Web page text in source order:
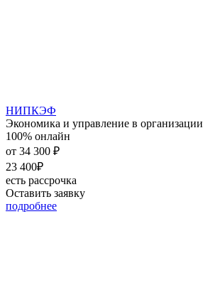
НИПКЭФ
Экономика и управление в организации
100% онлайн
от 34 300 ₽
23 400₽
есть рассрочка
Оставить заявку
подробнее